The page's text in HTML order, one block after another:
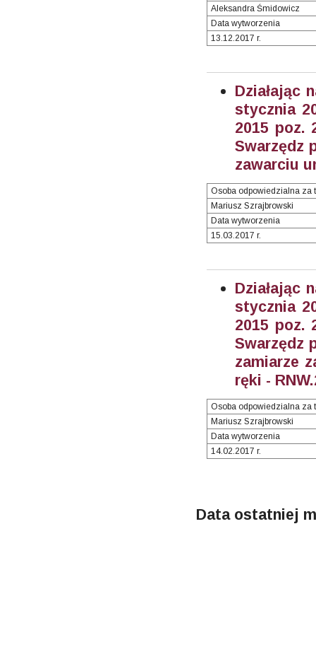
Aleksandra Śmidowicz
Data wytworzenia
13.12.2017 r.
Działając
stycznia
2015 poz.
Swarzędz
zawarciu
Osoba odpowiedzialna za
Mariusz Szrajbrowski
Data wytworzenia
15.03.2017 r.
Działając
stycznia
2015 poz.
Swarzędz
zamiarze
ręki -
Osoba odpowiedzialna za
Mariusz Szrajbrowski
Data wytworzenia
14.02.2017 r.
Data ostatniej